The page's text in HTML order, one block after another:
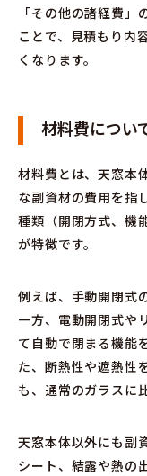
「その他の諸経費
ことで、見積もり内
くなります。
材料費につい
材料費とは、天窓本
な副資材の費用を指
種類（開閉方式、機
が特徴です。
例えば、手動開閉式
一方、電動開閉式や
て自動で閉まる機能
た、断熱性や遮熱性
も、通常のガラスに
天窓本体以外にも副
シート、結露や熱の